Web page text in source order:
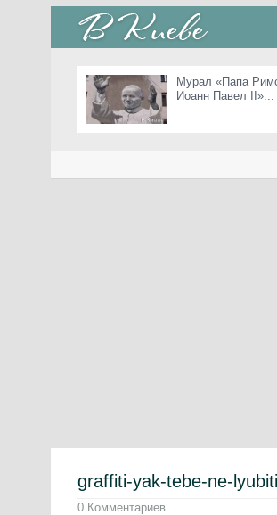
Мурал «Папа
Иоанн Павел II»...
graffiti-yak-tebe-ne-
0 Комментариев